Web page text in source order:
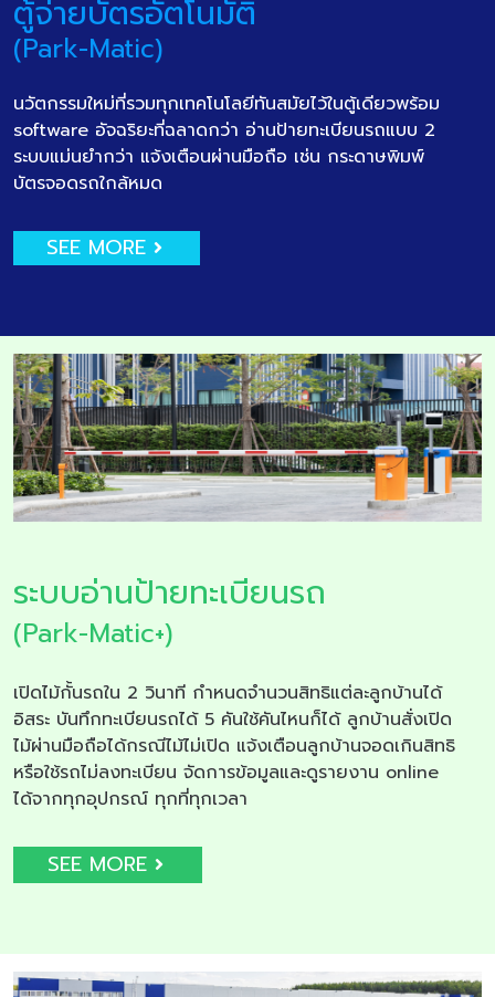
ตู้จ่ายบัตรอัตโนมัติ
(Park-Matic)
นวัตกรรมใหม่ที่รวมทุกเทคโนโลยีทันสมัยไว้ในตู้เดียวพร้อม
software อัจฉริยะที่ฉลาดกว่า อ่านป้ายทะเบียนรถแบบ 2
ระบบแม่นยำกว่า แจ้งเตือนผ่านมือถือ เช่น กระดาษพิมพ์
บัตรจอดรถใกล้หมด
SEE MORE
ระบบอ่านป้ายทะเบียนรถ
(Park-Matic+)
เปิดไม้กั้นรถใน 2 วินาที กำหนดจำนวนสิทธิแต่ละลูกบ้านได้
อิสระ บันทึกทะเบียนรถได้ 5 คันใช้คันไหนก็ได้ ลูกบ้านสั่งเปิด
ไม้ผ่านมือถือได้กรณีไม้ไม่เปิด แจ้งเตือนลูกบ้านจอดเกินสิทธิ
หรือใช้รถไม่ลงทะเบียน จัดการข้อมูลและดูรายงาน online
ได้จากทุกอุปกรณ์ ทุกที่ทุกเวลา
SEE MORE